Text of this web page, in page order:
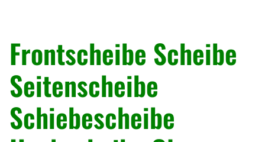
Frontscheibe Scheibe
Seitenscheibe
Schiebescheibe